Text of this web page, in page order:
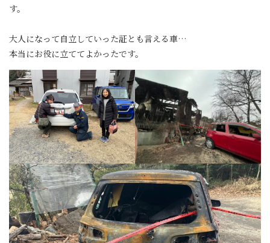
す。
大人になって自立していった証とも言える車…
本当にお役に立ててよかったです。